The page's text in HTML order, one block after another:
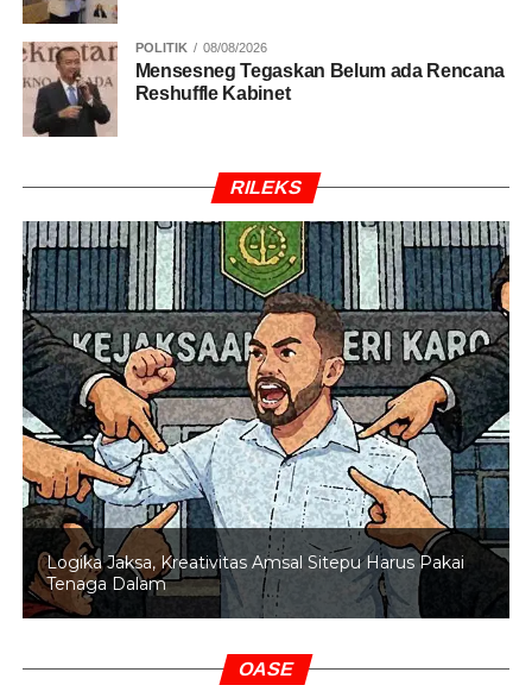
POLITIK 08/08/2026
Mensesneg Tegaskan Belum ada Rencana
Reshuffle Kabinet
RILEKS
Logika Jaksa, Kreativitas Amsal Sitepu Harus Pakai
Tenaga Dalam
OASE